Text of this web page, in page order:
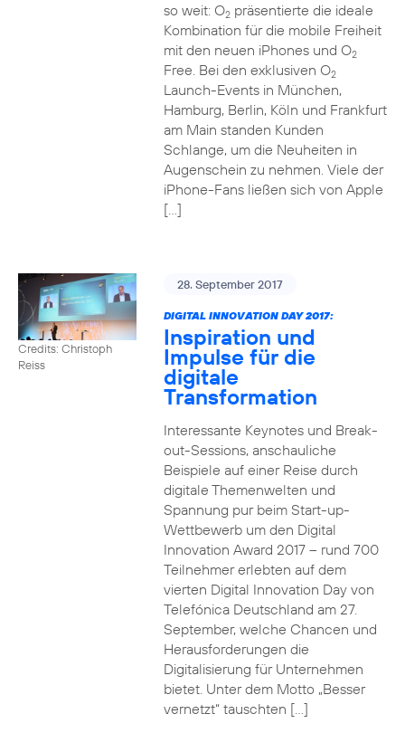
so weit: O2präsentierte die ideale
Kombination für die mobile Freiheit
mit den neuen iPhones und O2
Free. Bei den exklusiven O2
Launch-Events in München,
Hamburg, Berlin, Köln und Frankfurt
am Main standen Kunden
Schlange, um die Neuheiten in
Augenschein zu nehmen. Viele der
iPhone-Fans ließen sich von Apple
[…]
Credits: Christoph
Reiss
28. September 2017
DIGITAL INNOVATION DAY 2017:
Inspiration und
Impulse für die
digitale
Transformation
Interessante Keynotes und Break-
out-Sessions, anschauliche
Beispiele auf einer Reise durch
digitale Themenwelten und
Spannung pur beim Start-up-
Wettbewerb um den Digital
Innovation Award 2017 – rund 700
Teilnehmer erlebten auf dem
vierten Digital Innovation Day von
Telefónica Deutschland am 27.
September, welche Chancen und
Herausforderungen die
Digitalisierung für Unternehmen
bietet. Unter dem Motto „Besser
vernetzt“ tauschten […]